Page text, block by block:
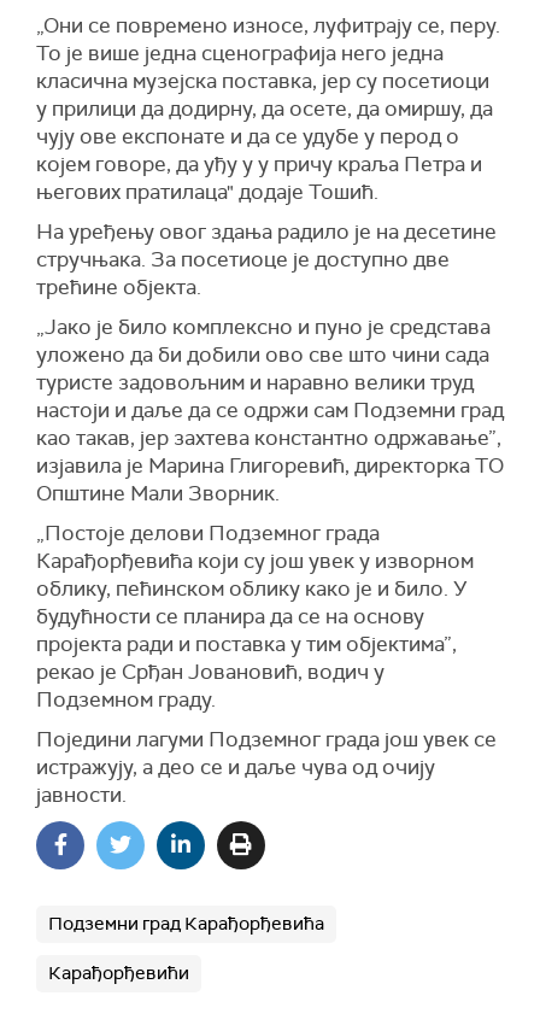
„Они се повремено износе, луфитрају се, перу.
То је више једна сценографија него једна
класична музејска поставка, јер су посетиоци
у прилици да додирну, да осете, да омиршу, да
чују ове експонате и да се удубе у перод о
којем говоре, да уђу у у причу краља Петра и
његових пратилаца" додаје Тошић.
На уређењу овог здања радило је на десетине
стручњака. За посетиоце је доступно две
трећине објекта.
„Јако је било комплексно и пуно је средстава
уложено да би добили ово све што чини сада
туристе задовољним и наравно велики труд
настоји и даље да се одржи сам Подземни град
као такав, јер захтева константно одржавање”,
изјавила је Марина Глигоревић, директорка ТО
Општине Мали Зворник.
„Постоје делови Подземног града
Карађорђевића који су још увек у изворном
облику, пећинском облику како је и било. У
будућности се планира да се на основу
пројекта ради и поставка у тим објектима”,
рекао је Срђан Јовановић, водич у
Подземном граду.
Поједини лагуми Подземног града још увек се
истражују, а део се и даље чува од очију
јавности.
Подземни град Карађорђевића
Карађорђевићи